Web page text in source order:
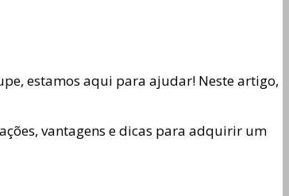
estamos aqui para ajudar! Neste artigo,
vantagens e dicas para adquirir um